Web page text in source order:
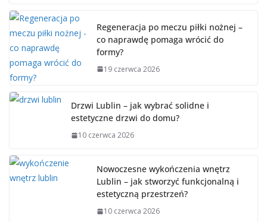
Regeneracja po meczu piłki nożnej –
co naprawdę pomaga wrócić do
formy?
19 czerwca 2026
Drzwi Lublin – jak wybrać solidne i
estetyczne drzwi do domu?
10 czerwca 2026
Nowoczesne wykończenia wnętrz
Lublin – jak stworzyć funkcjonalną i
estetyczną przestrzeń?
10 czerwca 2026